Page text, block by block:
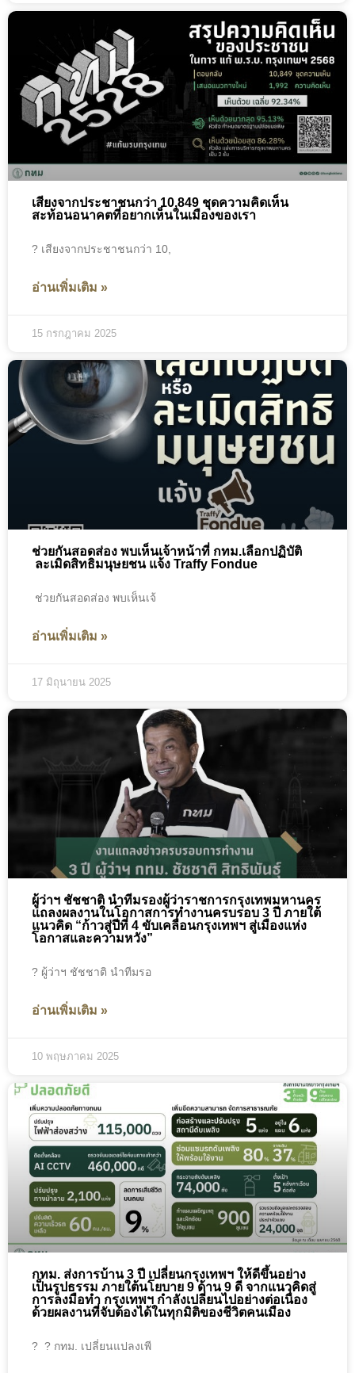
เสียงจากประชาชนกว่า 10,849 ชุดความคิดเห็น
สะท้อนอนาคตที่อยากเห็นในเมืองของเรา
? เสียงจากประชาชนกว่า 10,
อ่านเพิ่มเติม »
15 กรกฎาคม 2025
ช่วยกันสอดส่อง พบเห็นเจ้าหน้าที่ กทม.เลือกปฏิบัติ
ละเมิดสิทธิมนุษยชน แจ้ง Traffy Fondue
ช่วยกันสอดส่อง พบเห็นเจ้
อ่านเพิ่มเติม »
17 มิถุนายน 2025
ผู้ว่าฯ ชัชชาติ นำทีมรองผู้ว่าราชการกรุงเทพมหานคร
แถลงผลงานในโอกาสการทำงานครบรอบ 3 ปี ภายใต้
แนวคิด “ก้าวสู่ปีที่ 4 ขับเคลื่อนกรุงเทพฯ สู่เมืองแห่ง
โอกาสและความหวัง”
? ผู้ว่าฯ ชัชชาติ นำทีมรอ
อ่านเพิ่มเติม »
10 พฤษภาคม 2025
กทม. ส่งการบ้าน 3 ปี เปลี่ยนกรุงเทพฯ ให้ดีขึ้นอย่าง
เป็นรูปธรรม ภายใต้นโยบาย 9 ด้าน 9 ดี จากแนวคิดสู่
การลงมือทำ กรุงเทพฯ กำลังเปลี่ยนไปอย่างต่อเนื่อง
ด้วยผลงานที่จับต้องได้ในทุกมิติของชีวิตคนเมือง
?️ ? กทม. เปลี่ยนแปลงเพี